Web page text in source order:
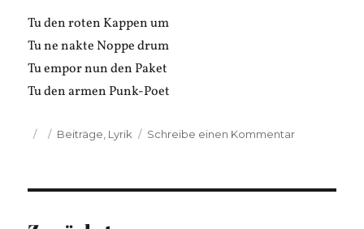
Tu den roten Kappen um
Tu ne nakte Noppe drum
Tu empor nun den Paket
Tu den armen Punk-Poet
Veröffentlicht
Kategorien
Beiträge Lyrik Schreibe einen Kommentarzu